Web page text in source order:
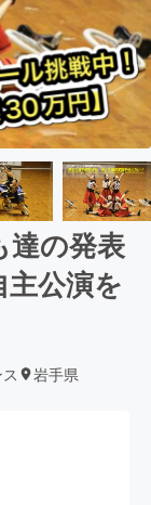
達の発表
公演を
岩手県